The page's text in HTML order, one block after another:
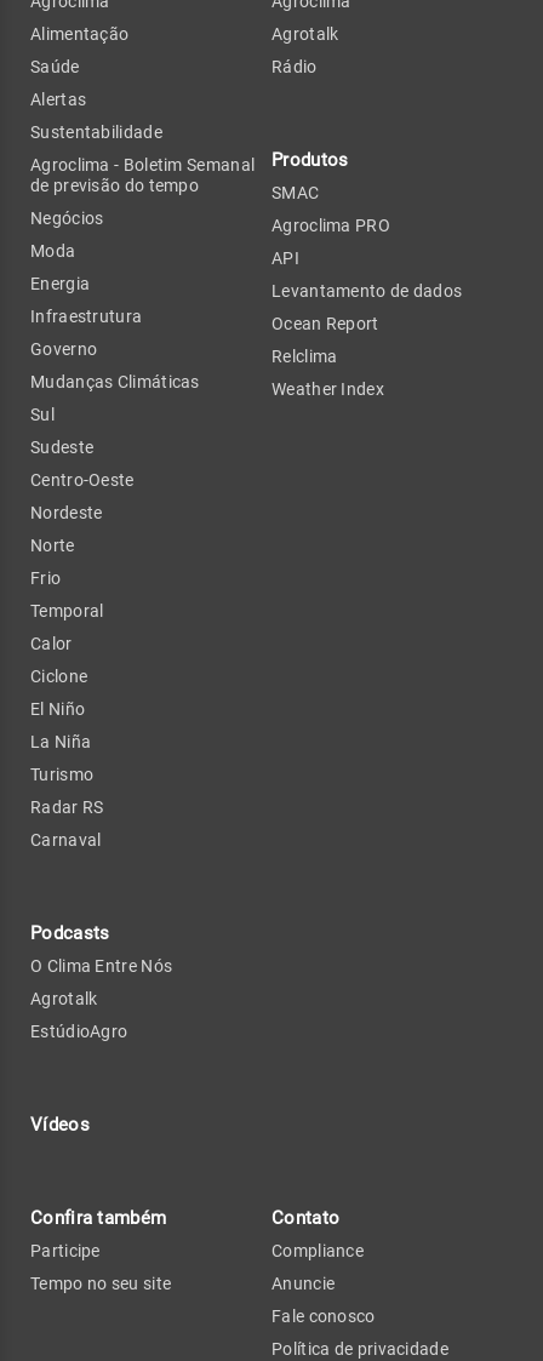
Alimentação
Saúde
Alertas
Sustentabilidade
Agroclima - Boletim Semanal
de previsão do tempo
Negócios
Moda
Energia
Infraestrutura
Governo
Mudanças Climáticas
Sul
Sudeste
Centro-Oeste
Nordeste
Norte
Frio
Temporal
Calor
Ciclone
El Niño
La Niña
Turismo
Radar RS
Carnaval
Podcasts
O Clima Entre Nós
Agrotalk
EstúdioAgro
Vídeos
Agrotalk
Rádio
Produtos
SMAC
Agroclima PRO
API
Levantamento de dados
Ocean Report
Relclima
Weather Index
Confira também
Participe
Tempo no seu site
Contato
Compliance
Anuncie
Fale conosco
Política de privacidade